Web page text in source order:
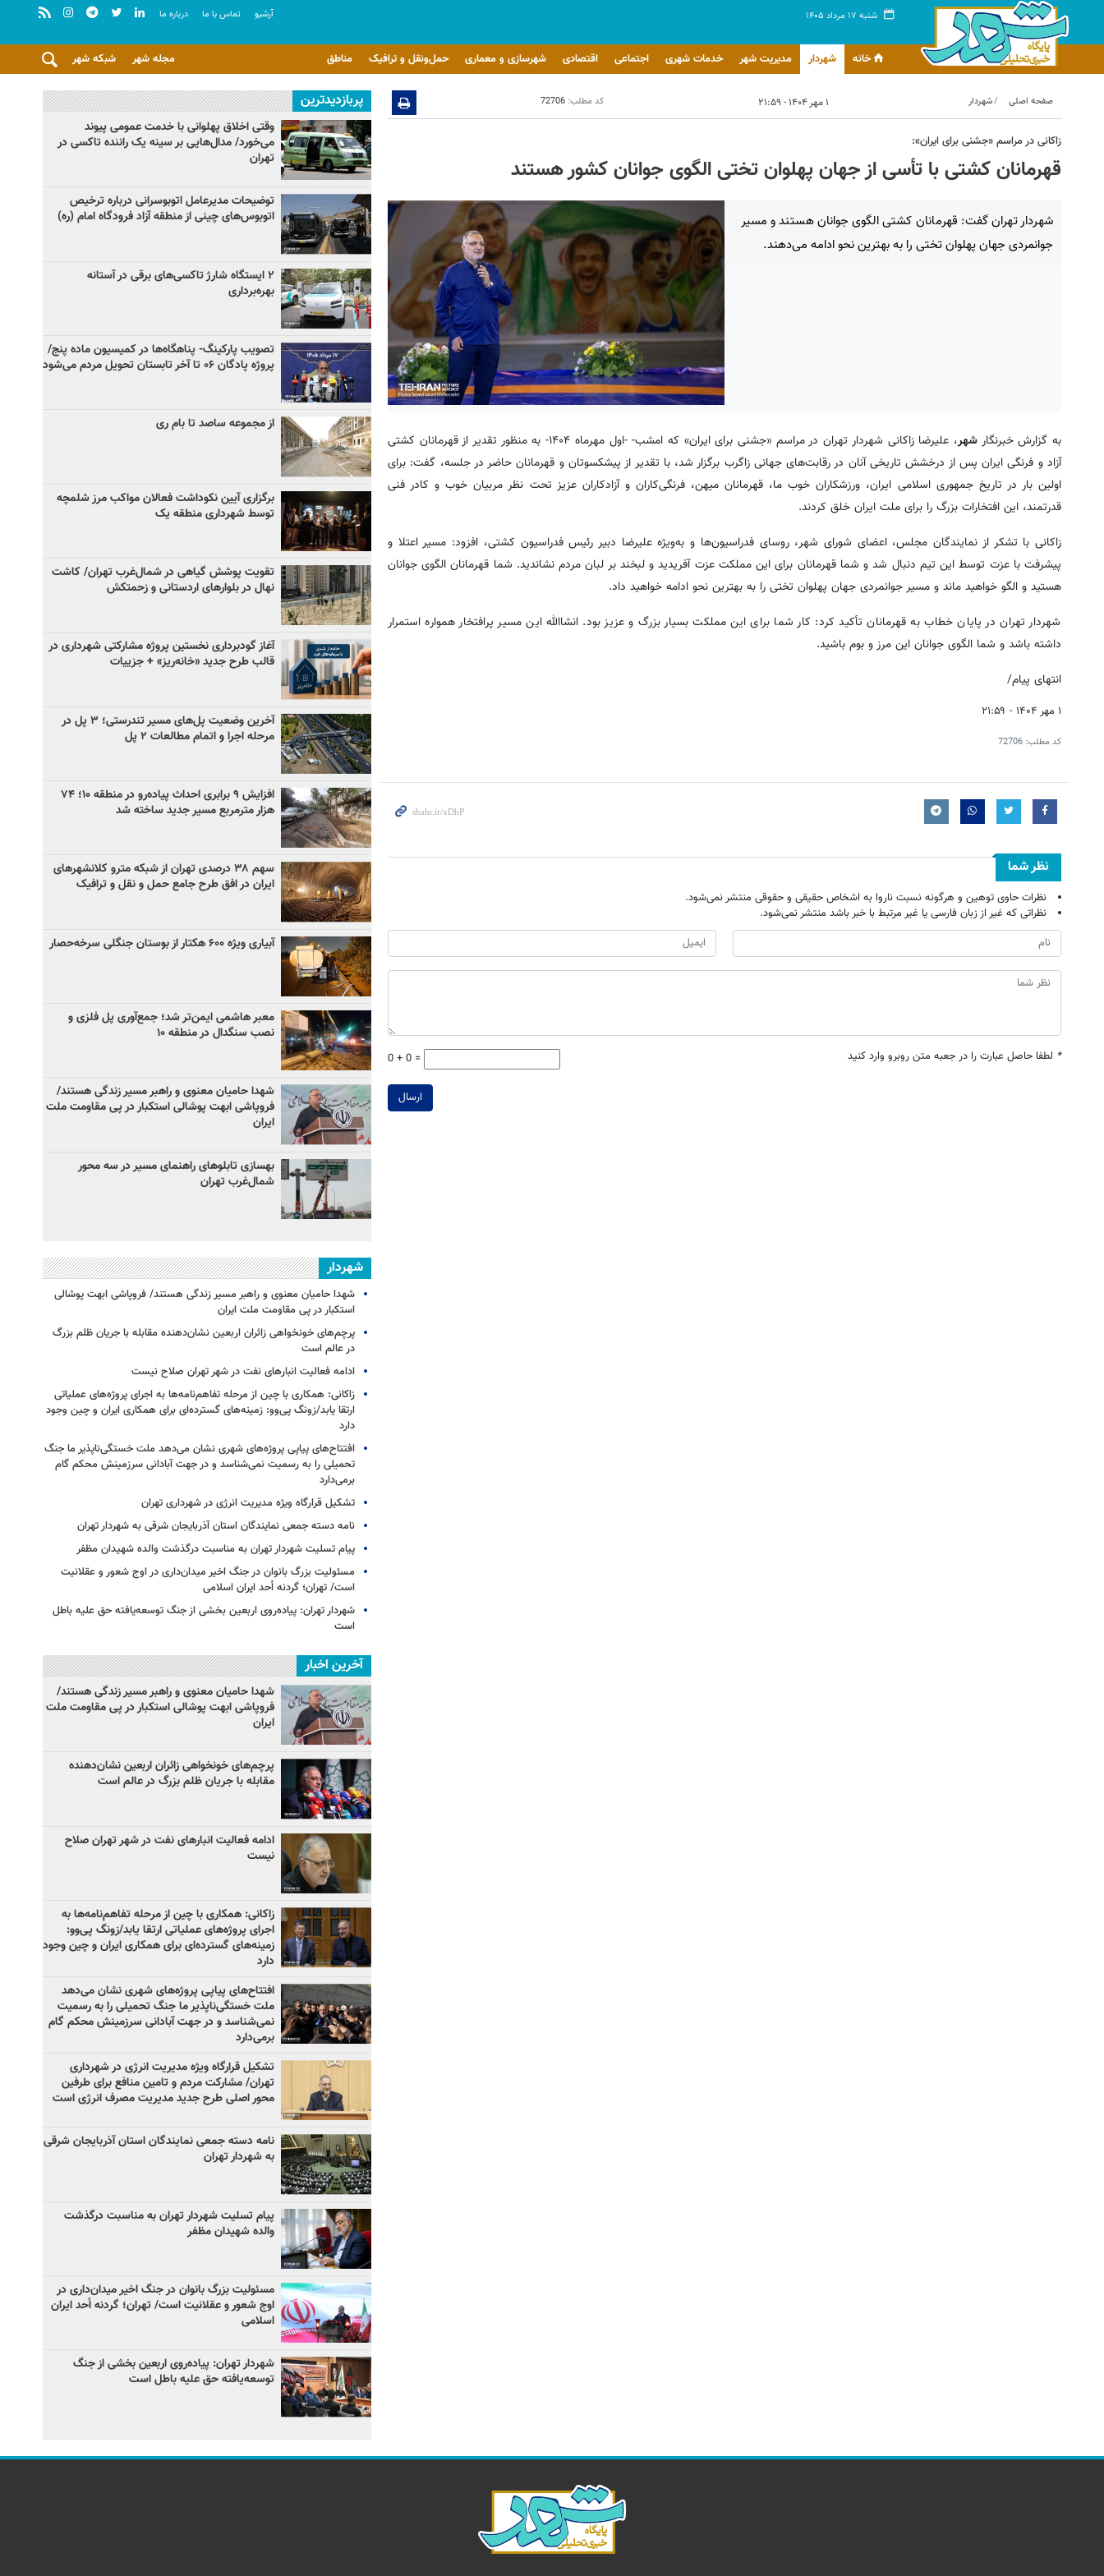
شنبه ۱۷ مرداد ۱۴۰۵ آرشيو تماس با ما درباره ما
خانه شهردار مدیریت شهر خدمات شهری اجتماعی اقتصادی شهرسازی و معماری حمل‌ونقل و ترافیک مناطق شبکه شهر مجله شهر
صفحه اصلی شهردار ۱ مهر ۱۴۰۴ - ۲۱:۵۹ کد مطلب: 72706
زاکانی در مراسم «جشنی برای ایران»:
قهرمانان کشتی با تأسی از جهان پهلوان تختی الگوی جوانان کشور هستند
شهردار تهران گفت: قهرمانان کشتی الگوی جوانان هستند و مسیر
جوانمردی جهان پهلوان تختی را به بهترین نحو ادامه می‌دهند.
به گزارش خبرنگارشهر
، علیرضا زاکانی شهردار تهران در مراسم «جشنی برای ایران» که امشب- -اول مهرماه ۱۴۰۴- به منظور تقدیر از قهرمانان کشتی
آزاد و فرنگی ایران پس از درخشش تاریخی آنان در رقابت‌های جهانی زاگرب برگزار شد، با تقدیر از پیشکسوتان و قهرمانان حاضر در جلسه، گفت: برای
اولین بار در تاریخ جمهوری اسلامی ایران، ورزشکاران خوب ما، قهرمانان میهن، فرنگی‌کاران و آزادکاران عزیز تحت نظر مربیان خوب و کادر فنی
قدرتمند، این افتخارات بزرگ را برای ملت ایران خلق کردند.
زاکانی با تشکر از نمایندگان مجلس، اعضای شورای شهر، روسای فدراسیون‌ها و به‌ویژه علیرضا دبیر رئیس فدراسیون کشتی، افزود: مسیر اعتلا و
پیشرفت با عزت توسط این تیم دنبال شد و شما قهرمانان برای این مملکت عزت آفریدید و لبخند بر لبان مردم نشاندید. شما قهرمانان الگوی جوانان
هستید و الگو خواهید ماند و مسیر جوانمردی جهان پهلوان تختی را به بهترین نحو ادامه خواهید داد.
شهردار تهران در پایان خطاب به قهرمانان تأکید کرد: کار شما برای این مملکت بسیار بزرگ و عزیز بود. انشاالله این مسیر پرافتخار همواره استمرار
داشته باشد و شما الگوی جوانان این مرز و بوم باشید.
انتهای پیام/
۱ مهر ۱۴۰۴ - ۲۱:۵۹
کد مطلب: 72706
نظر شما
نظرات حاوی توهین و هرگونه نسبت ناروا به اشخاص حقیقی و حقوقی منتشر نمی‌شود.
نظراتی که غیر از زبان فارسی یا غیر مرتبط با خبر باشد منتشر نمی‌شود.
* لطفا حاصل عبارت را در جعبه متن روبرو وارد کنید 0 + 0 =
ارسال
پربازدیدترین
وقتی اخلاق پهلوانی با خدمت عمومی پیوند
می‌خورد/ مدال‌هایی بر سینه یک راننده تاکسی در
تهران
توضیحات مدیرعامل اتوبوسرانی درباره ترخیص
اتوبوس‌های چینی از منطقه آزاد فرودگاه امام (ره)
۲ ایستگاه شارژ تاکسی‌های برقی در آستانه
بهره‌برداری
تصویب پارکینگ- پناهگاه‌ها در کمیسیون ماده پنج/
پروژه پادگان ۰۶ تا آخر تابستان تحویل مردم می‌شود
از مجموعه ساصد تا بام ری
برگزاری آیین نکوداشت فعالان مواکب مرز شلمچه
توسط شهرداری منطقه یک
تقویت پوشش گیاهی در شمال‌غرب تهران/ کاشت
نهال در بلوارهای اردستانی و زحمتکش
آغاز گودبرداری نخستین پروژه مشارکتی شهرداری در
قالب طرح جدید «خانه‌ریز» + جزییات
آخرین وضعیت پل‌های مسیر تندرستی؛ ۳ پل در
مرحله اجرا و اتمام مطالعات ۲ پل
افزایش ۹ برابری احداث پیاده‌رو در منطقه ۱۰؛ ۷۴
هزار مترمربع مسیر جدید ساخته شد
سهم ۳۸ درصدی تهران از شبکه مترو کلانشهرهای
ایران در افق طرح جامع حمل و نقل و ترافیک
آبیاری ویژه ۶۰۰ هکتار از بوستان جنگلی سرخه‌حصار
معبر هاشمی ایمن‌تر شد؛ جمع‌آوری پل فلزی و
نصب سنگدال در منطقه ۱۰
شهدا حامیان معنوی و راهبر مسیر زندگی هستند/
فروپاشی ابهت پوشالی استکبار در پی مقاومت ملت
ایران
بهسازی تابلوهای راهنمای مسیر در سه محور
شمال‌غرب تهران
شهردار
شهدا حامیان معنوی و راهبر مسیر زندگی هستند/ فروپاشی ابهت پوشالی
استکبار در پی مقاومت ملت ایران
پرچم‌های خونخواهی زائران اربعین نشان‌دهنده مقابله با جریان ظلم بزرگ
در عالم است
ادامه فعالیت انبارهای نفت در شهر تهران صلاح نیست
زاکانی: همکاری با چین از مرحله تفاهم‌نامه‌ها به اجرای پروژه‌های عملیاتی
ارتقا یابد/زونگ پی‌وو: زمینه‌های گسترده‌ای برای همکاری ایران و چین وجود
دارد
افتتاح‌های پیاپی پروژه‌های شهری نشان می‌دهد ملت خستگی‌ناپذیر ما جنگ
تحمیلی را به رسمیت نمی‌شناسد و در جهت آبادانی سرزمینش محکم گام
برمی‌دارد
تشکیل قرارگاه ویژه مدیریت انرژی در شهرداری تهران
نامه دسته جمعی نمایندگان استان آذربایجان شرقی به شهردار تهران
پیام تسلیت شهردار تهران به مناسبت درگذشت والده شهیدان مظفر
مسئولیت بزرگ بانوان در جنگ اخیر میدان‌داری‌ در اوج شعور و عقلانیت
است/ تهران؛ گردنه اُحد ایران اسلامی
شهردار تهران: پیاده‌روی اربعین بخشی از جنگ توسعه‌یافته حق علیه باطل
است
آخرین اخبار
شهدا حامیان معنوی و راهبر مسیر زندگی هستند/
فروپاشی ابهت پوشالی استکبار در پی مقاومت ملت
ایران
پرچم‌های خونخواهی زائران اربعین نشان‌دهنده
مقابله با جریان ظلم بزرگ در عالم است
ادامه فعالیت انبارهای نفت در شهر تهران صلاح
نیست
زاکانی: همکاری با چین از مرحله تفاهم‌نامه‌ها به
اجرای پروژه‌های عملیاتی ارتقا یابد/زونگ پی‌وو:
زمینه‌های گسترده‌ای برای همکاری ایران و چین وجود
دارد
افتتاح‌های پیاپی پروژه‌های شهری نشان می‌دهد
ملت خستگی‌ناپذیر ما جنگ تحمیلی را به رسمیت
نمی‌شناسد و در جهت آبادانی سرزمینش محکم گام
برمی‌دارد
تشکیل قرارگاه ویژه مدیریت انرژی در شهرداری
تهران/ مشارکت مردم و تامین منافع برای طرفین
محور اصلی طرح جدید مدیریت مصرف انرژی است
نامه دسته جمعی نمایندگان استان آذربایجان شرقی
به شهردار تهران
پیام تسلیت شهردار تهران به مناسبت درگذشت
والده شهیدان مظفر
مسئولیت بزرگ بانوان در جنگ اخیر میدان‌داری‌ در
اوج شعور و عقلانیت است/ تهران؛ گردنه اُحد ایران
اسلامی
شهردار تهران: پیاده‌روی اربعین بخشی از جنگ
توسعه‌یافته حق علیه باطل است